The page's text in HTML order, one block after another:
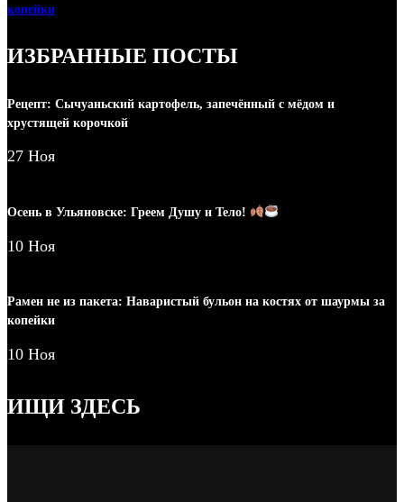
копейки
ИЗБРАННЫЕ ПОСТЫ
Рецепт: Сычуаньский картофель, запечённый с мёдом и
хрустящей корочкой
27 Ноя
Осень в Ульяновске: Греем Душу и Тело!
10 Ноя
Рамен не из пакета: Наваристый бульон на костях от шаурмы за
копейки
10 Ноя
ИЩИ ЗДЕСЬ